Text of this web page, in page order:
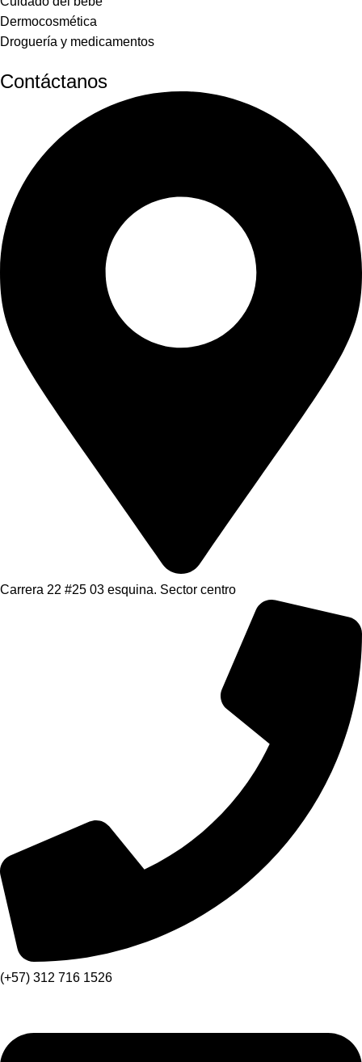
Dermocosmética
Droguería y medicamentos
Contáctanos
Carrera 22 #25 03 esquina. Sector centro
(+57) 312 716 1526